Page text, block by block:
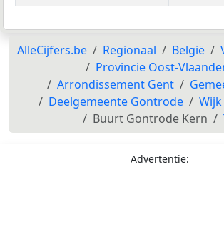
AlleCijfers.be Regionaal België
Provincie Oost-
Arrondissement Gent
Deelgemeente Gontrode
Buurt Gontrode Kern
Advertentie: